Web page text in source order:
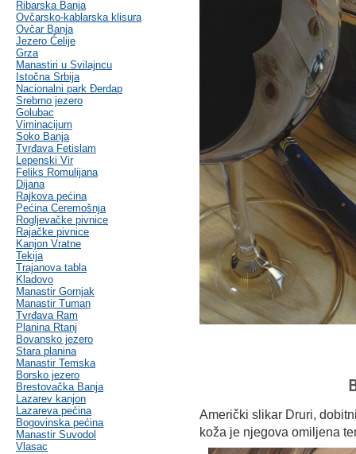
Ribarska Banja
Ovčarsko-kablarska klisura
Ovčar Banja
Jezero Ćelije
Grza
Manastiri u Svilajncu
Istočna Srbija
Nacionalni park Đerdap
Srebrno jezero
Golubac
Viminacijum
Soko Banja
Tvrđava Fetislam
Lepenski Vir
Feliks Romulijana
Dijana
Rajkova pećina
Pećina Ceremošnja
Rogljevačke pivnice
Rajačke pivnice
Kanjon Vratne
Tekija
Trajanova tabla
Kladovo
Manastir Gornjak
Manastir Tuman
Tvrđava Ram
Planina Rtanj
Bovansko jezero
Stara planina
Manastir Temska
Borsko jezero
Brestovačka Banja
Lazarev kanjon
Lazareva pećina
Bogovinska pećina
Manastir Suvodol
Vlasac
Američki slikar Druri,
koža je njegova omiljena